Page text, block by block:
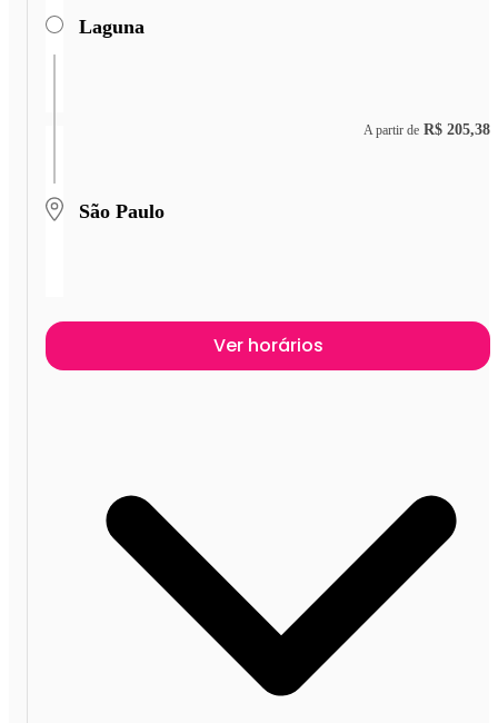
Laguna
São Paulo
A partir de R$ 205,38
Ver horários